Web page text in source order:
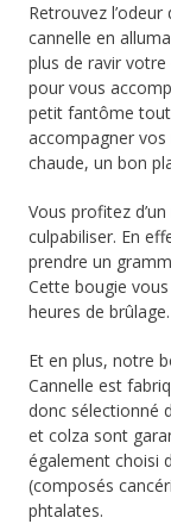
Retrouvez
cannelle en
plus de ravir
pour vous
petit fantôme
accompagner
chaude, un bon
Vous profitez
culpabiliser. En
prendre un
Cette bougie
heures de brûlage.
Et en plus, notre
Cannelle est
donc sélectionné
et colza sont
également choisi
(composés
phtalates.